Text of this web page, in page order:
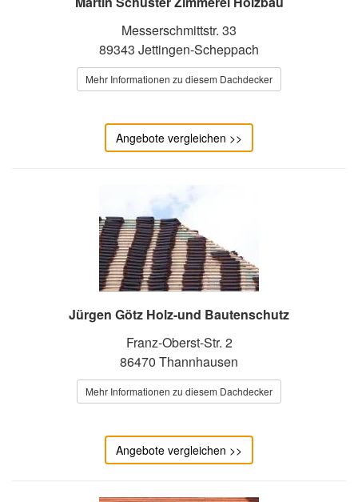
Messerschmittstr. 33
89343 Jettingen-Scheppach
Mehr Informationen zu diesem Dachdecker
Angebote vergleichen >>
Jürgen Götz Holz-und Bautenschutz
Franz-Oberst-Str. 2
86470 Thannhausen
Mehr Informationen zu diesem Dachdecker
Angebote vergleichen >>